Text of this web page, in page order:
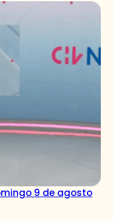
9 de agosto